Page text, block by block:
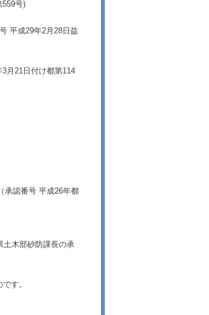
559号)
平成29年2月28日益
月21日付け都第114
承認番号 平成26年都
土木部砂防課長の承
す。